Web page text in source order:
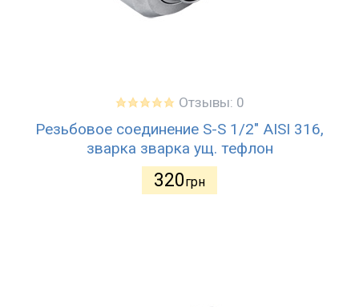
Отзывы: 0
Резьбовое соединение S-S 1/2" AISI 316,
зварка зварка ущ. тефлон
320грн